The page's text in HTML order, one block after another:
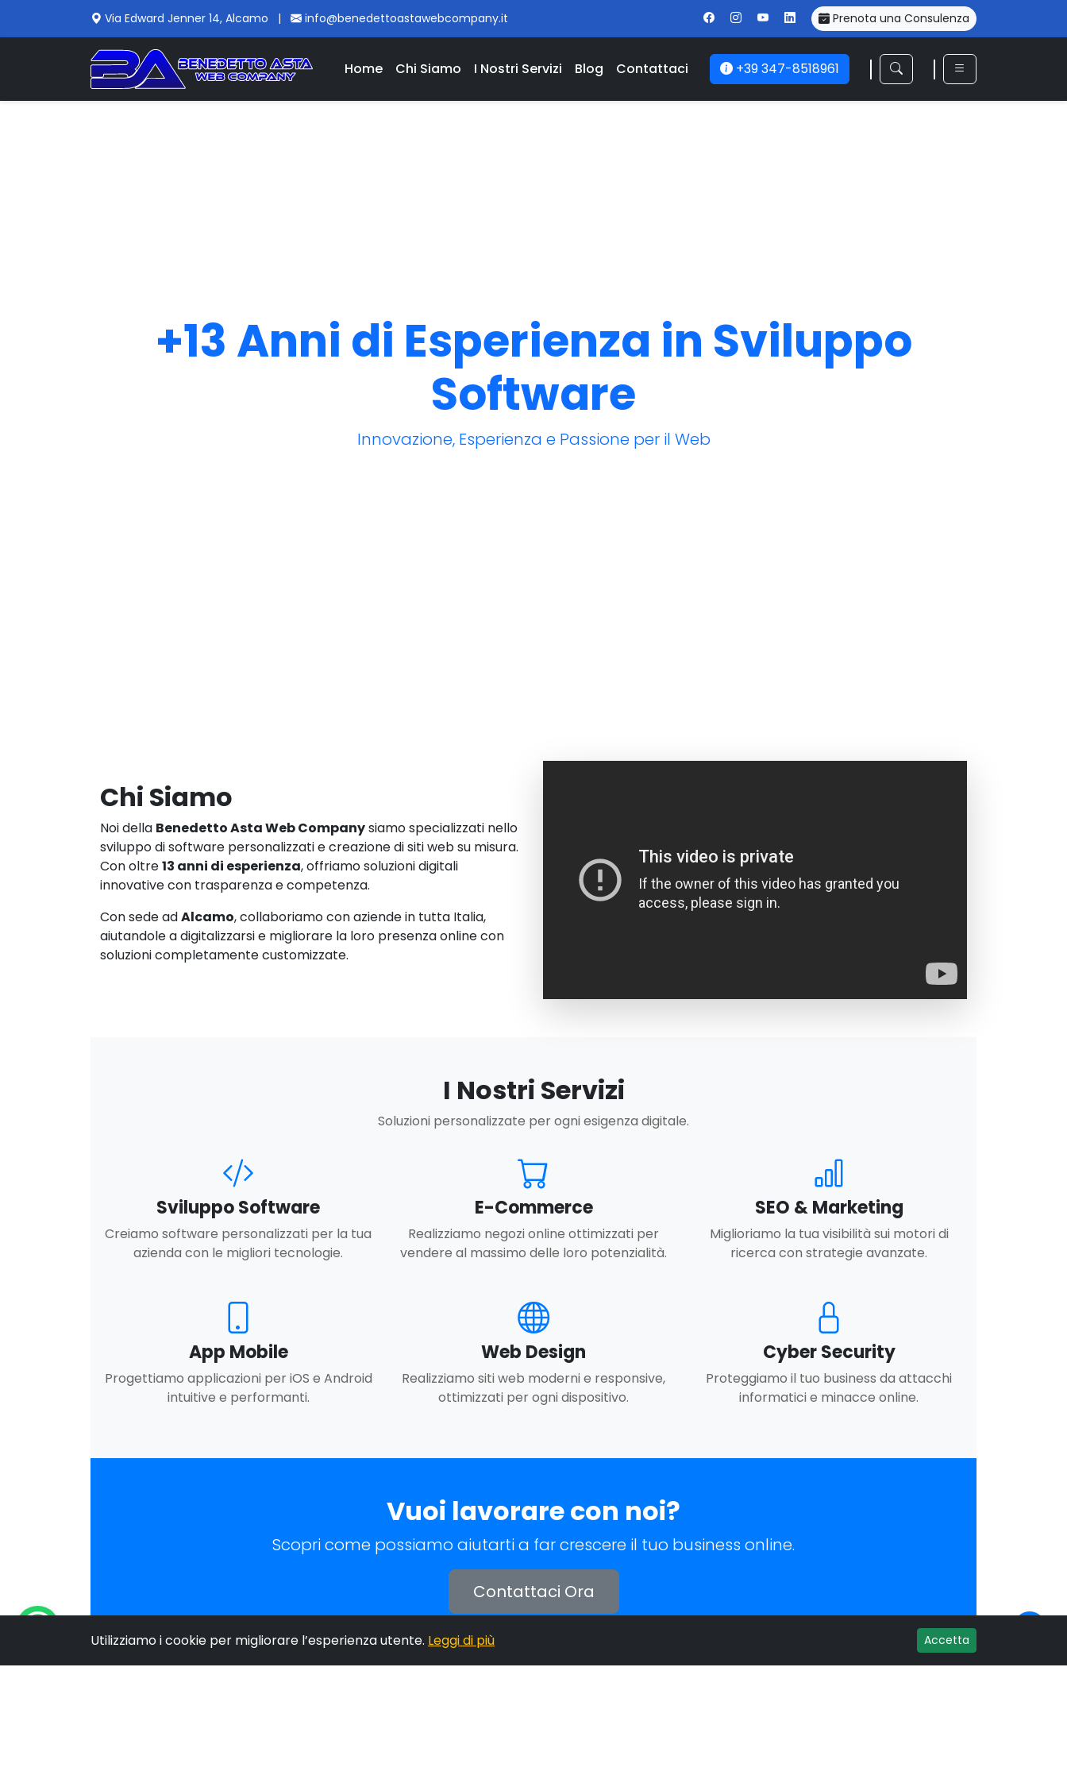
Via Edward Jenner 14, Alcamo | info@benedettoastawebcompany.it Prenota una Consulenza
Home Chi Siamo I Nostri Servizi Blog Contattaci +39 347-8518961
+13 Anni di Esperienza in Sviluppo
Software
Innovazione, Esperienza e Passione per il Web
Chi Siamo
Noi della Benedetto Asta Web Companysiamo specializzati nello
sviluppo di software personalizzati e creazione di siti web su misura.
Con oltre13 anni di esperienza, offriamo soluzioni digitali
innovative con trasparenza e competenza.
Con sede adAlcamo, collaboriamo con aziende in tutta Italia,
aiutandole a digitalizzarsi e migliorare la loro presenza online con
soluzioni completamente customizzate.
I Nostri Servizi
Soluzioni personalizzate per ogni esigenza digitale.
Sviluppo Software
Creiamo software personalizzati per la tua
azienda con le migliori tecnologie.
E-Commerce
Realizziamo negozi online ottimizzati per
vendere al massimo delle loro potenzialità.
SEO & Marketing
Miglioriamo la tua visibilità sui motori di
ricerca con strategie avanzate.
App Mobile
Progettiamo applicazioni per iOS e Android
intuitive e performanti.
Web Design
Realizziamo siti web moderni e responsive,
ottimizzati per ogni dispositivo.
Cyber Security
Proteggiamo il tuo business da attacchi
informatici e minacce online.
Vuoi lavorare con noi?
Scopri come possiamo aiutarti a far crescere il tuo business online.
Contattaci Ora
Utilizziamo i cookie per migliorare l’esperienza utente. Leggi di più Accetta